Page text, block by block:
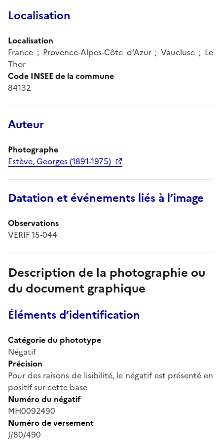
Localisation
Localisation
France ; Provence-Alpes-Côte d'Azur ; Vaucluse ; Le
Thor
Code INSEE de la commune
84132
Auteur
Photographe
Estève, Georges (1891-1975)
Datation et événements liés à l’image
Observations
VERIF 15-044
Description de la photographie ou
du document graphique
Éléments d’identification
Catégorie du phototype
Négatif
Précision
Pour des raisons de lisibilité, le négatif est présenté en
positif sur cette base
Numéro du négatif
MH0092490
Numéro de versement
J/80/490